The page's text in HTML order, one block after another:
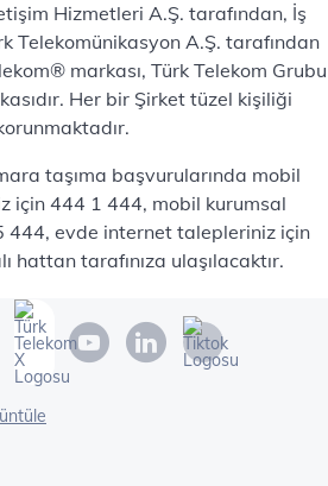
Hizmetleri A.Ş. tarafından, İş
Telekomünikasyon A.Ş. tarafından
markası, Türk Telekom Grubu
Her bir Şirket tüzel kişiliği
taşıma başvurularında mobil
için 444 1 444, mobil kurumsal
444, evde internet talepleriniz için
hattan tarafınıza ulaşılacaktır.